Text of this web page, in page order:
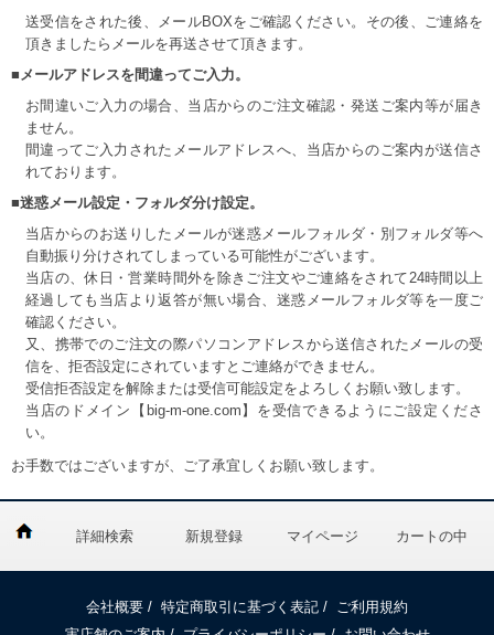
送受信をされた後、メールBOXをご確認ください。その後、ご連絡を
頂きましたらメールを再送させて頂きます。
■メールアドレスを間違ってご入力。
お間違いご入力の場合、当店からのご注文確認・発送ご案内等が届き
ません。
間違ってご入力されたメールアドレスへ、当店からのご案内が送信さ
れております。
■迷惑メール設定・フォルダ分け設定。
当店からのお送りしたメールが迷惑メールフォルダ・別フォルダ等へ
自動振り分けされてしまっている可能性がございます。
当店の、休日・営業時間外を除きご注文やご連絡をされて24時間以上
経過しても当店より返答が無い場合、迷惑メールフォルダ等を一度ご
確認ください。
又、携帯でのご注文の際パソコンアドレスから送信されたメールの受
信を、拒否設定にされていますとご連絡ができません。
受信拒否設定を解除または受信可能設定をよろしくお願い致します。
当店のドメイン【big-m-one.com】を受信できるようにご設定くださ
い。
お手数ではございますが、ご了承宜しくお願い致します。
詳細検索 新規登録 マイページ カートの中
会社概要 / 特定商取引に基づく表記 /
ご利用規約